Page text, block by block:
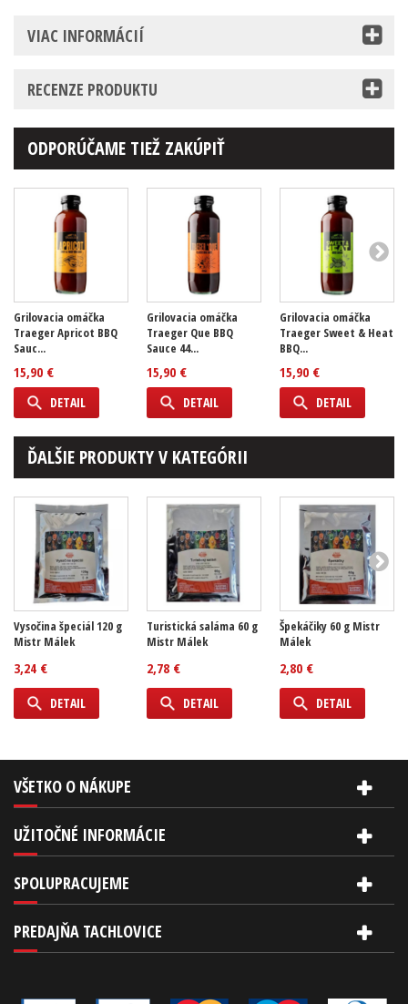
VIAC INFORMÁCIÍ
RECENZE PRODUKTU
ODPORÚČAME TIEŽ ZAKÚPIŤ
Grilovacia omáčka
Traeger Apricot BBQ
Sauc...
15,90 €
DETAIL
Grilovacia omáčka
Traeger Que BBQ
Sauce 44...
15,90 €
DETAIL
Grilovacia omáčka
Traeger Sweet & Heat
BBQ...
15,90 €
DETAIL
ĎALŠIE PRODUKTY V KATEGÓRII
Vysočina špeciál 120 g
Mistr Málek
3,24 €
DETAIL
Turistická saláma 60 g
Mistr Málek
2,78 €
DETAIL
Špekáčiky 60 g Mistr
Málek
2,80 €
DETAIL
VŠETKO O NÁKUPE
UŽITOČNÉ INFORMÁCIE
SPOLUPRACUJEME
PREDAJŇA TACHLOVICE